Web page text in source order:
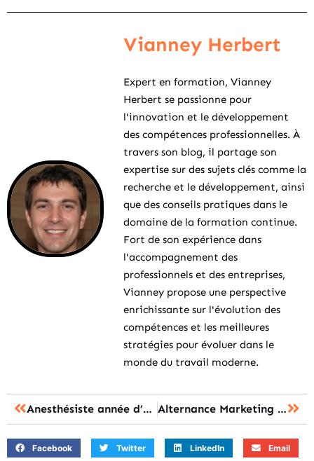
Vianney Herbert
Expert en formation, Vianney
Herbert se passionne pour
l'innovation et le développement
des compétences professionnelles. À
travers son blog, il partage son
expertise sur des sujets clés comme la
recherche et le développement, ainsi
que des conseils pratiques dans le
domaine de la formation continue.
Fort de son expérience dans
l'accompagnement des
professionnels et des entreprises,
Vianney propose une perspective
enrichissante sur l'évolution des
compétences et les meilleures
stratégies pour évoluer dans le
monde du travail moderne.
Anesthésiste année d’étude : le nombre d’années à prévoir ? Alternance Marketing Bordeaux Nexa : le parcours pour intégrer la formation en 2026 ?
Facebook Twitter LinkedIn Email